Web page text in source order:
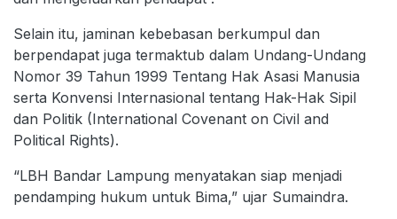
Selain itu, jaminan kebebasan berkumpul dan
berpendapat juga termaktub dalam Undang-Undang
Nomor 39 Tahun 1999 Tentang Hak Asasi Manusia
serta Konvensi Internasional tentang Hak-Hak Sipil
dan Politik (International Covenant on Civil and
Political Rights).
“LBH Bandar Lampung menyatakan siap menjadi
pendamping hukum untuk Bima,” ujar Sumaindra.